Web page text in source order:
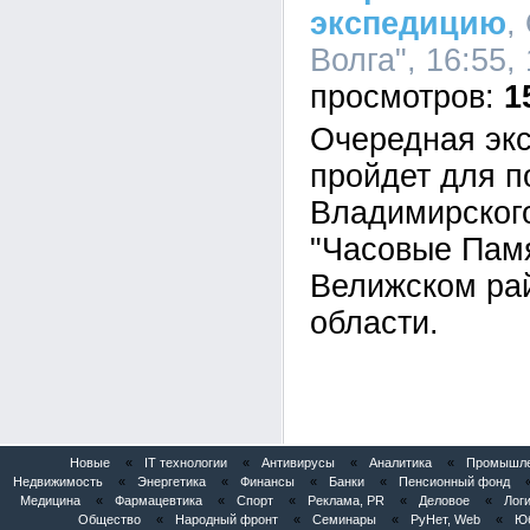
экспедицию,
Волга",
Очередная
пройдет для
"Часовые
Велижском
области.
Новые « IT технологии « Антивирусы « Аналитика «
Недвижимость
« Энергетика « Финансы « Банки « Пенсионный фонд
Медицина
« Фармацевтика « Спорт « Реклама, PR « Деловое «
Общество
« Народный фронт « Семинары « РуНет, Web «